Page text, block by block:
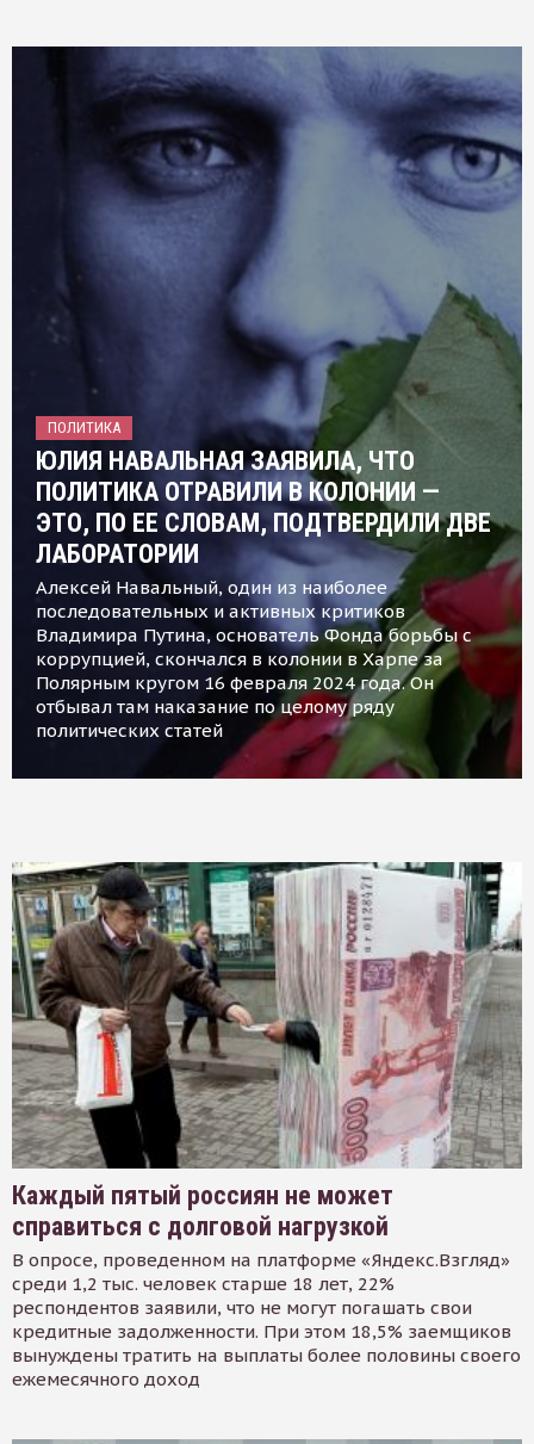
ПОЛИТИКА
ЮЛИЯ НАВАЛЬНАЯ ЗАЯВИЛА, ЧТО
ПОЛИТИКА ОТРАВИЛИ В КОЛОНИИ —
ЭТО, ПО ЕЕ СЛОВАМ, ПОДТВЕРДИЛИ ДВЕ
ЛАБОРАТОРИИ
Алексей Навальный, один из наиболее
последовательных и активных критиков
Владимира Путина, основатель Фонда борьбы с
коррупцией, скончался в колонии в Харпе за
Полярным кругом 16 февраля 2024 года. Он
отбывал там наказание по целому ряду
политических статей
Каждый пятый россиян не может
справиться с долговой нагрузкой
В опросе, проведенном на платформе «Яндекс.Взгляд»
среди 1,2 тыс. человек старше 18 лет, 22%
респондентов заявили, что не могут погашать свои
кредитные задолженности. При этом 18,5% заемщиков
вынуждены тратить на выплаты более половины своего
ежемесячного доход